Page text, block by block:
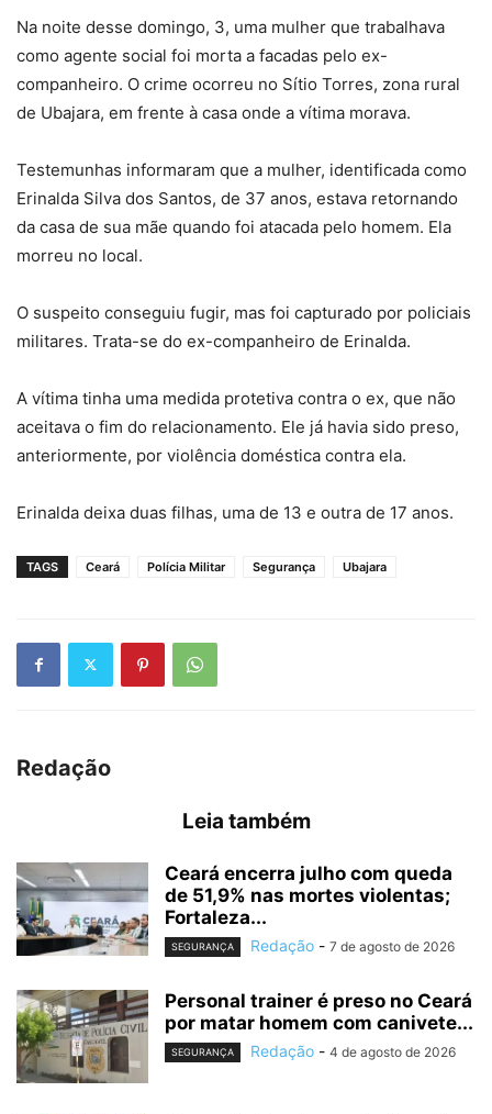
Na noite desse domingo, 3, uma mulher que trabalhava
como agente social foi morta a facadas pelo ex-
companheiro. O crime ocorreu no Sítio Torres, zona rural
de Ubajara, em frente à casa onde a vítima morava.
Testemunhas informaram que a mulher, identificada como
Erinalda Silva dos Santos, de 37 anos, estava retornando
da casa de sua mãe quando foi atacada pelo homem. Ela
morreu no local.
O suspeito conseguiu fugir, mas foi capturado por policiais
militares. Trata-se do ex-companheiro de Erinalda.
A vítima tinha uma medida protetiva contra o ex, que não
aceitava o fim do relacionamento. Ele já havia sido preso,
anteriormente, por violência doméstica contra ela.
Erinalda deixa duas filhas, uma de 13 e outra de 17 anos.
TAGS Ceará Polícia Militar Segurança Ubajara
Redação
Leia também
Ceará encerra julho com queda
de 51,9% nas mortes violentas;
Fortaleza...
SEGURANÇA Redação - 7 de agosto de 2026
Personal trainer é preso no Ceará
por matar homem com canivete...
SEGURANÇA Redação - 4 de agosto de 2026